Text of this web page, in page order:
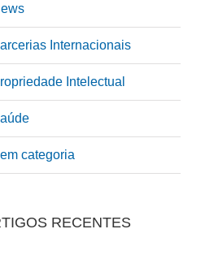
Internacionais
Intelectual
categoria
RECENTES